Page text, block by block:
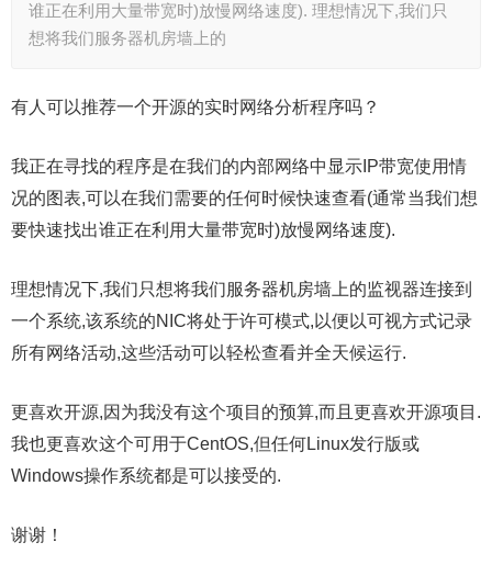
谁正在利用大量带宽时)放慢网络速度). 理想情况下,我们只
想将我们服务器机房墙上的
有人可以推荐一个开源的实时网络分析程序吗？
我正在寻找的程序是在我们的内部网络中显示IP带宽使用情
况的图表,可以在我们需要的任何时候快速查看(通常当我们想
要快速找出谁正在利用大量带宽时)放慢网络速度).
理想情况下,我们只想将我们服务器机房墙上的监视器连接到
一个系统,该系统的NIC将处于许可模式,以便以可视方式记录
所有网络活动,这些活动可以轻松查看并全天候运行.
更喜欢开源,因为我没有这个项目的预算,而且更喜欢开源项目.
我也更喜欢这个可用于CentOS,但任何Linux发行版或
Windows操作系统都是可以接受的.
谢谢！